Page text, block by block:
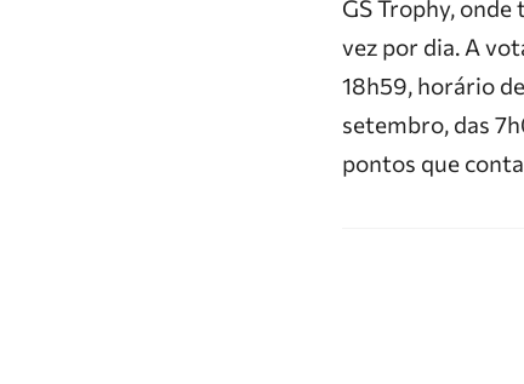
GS Trophy,
vez por dia. A
18h59, horário
setembro, das
pontos que